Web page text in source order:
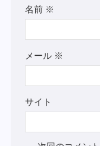
名前 ※
メール ※
サイト